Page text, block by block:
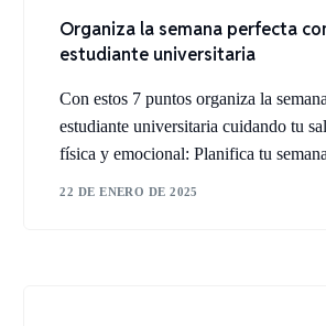
Organiza la semana perfecta
estudiante universitaria
Con estos 7 puntos organiza la
estudiante universitaria cuidando tu
física y emocional: Planifica tu
22 DE ENERO DE 2025